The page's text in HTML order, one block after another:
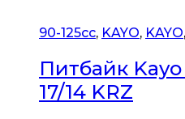
90-125cc, KAYO, KAYO,
Питбайк Kayo
17/14 KRZ